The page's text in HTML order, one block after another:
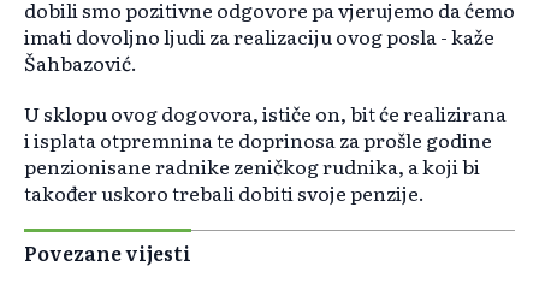
dobili smo pozitivne odgovore pa vjerujemo da ćemo
imati dovoljno ljudi za realizaciju ovog posla - kaže
Šahbazović.
U sklopu ovog dogovora, ističe on, bit će realizirana
i isplata otpremnina te doprinosa za prošle godine
penzionisane radnike zeničkog rudnika, a koji bi
također uskoro trebali dobiti svoje penzije.
Povezane vijesti